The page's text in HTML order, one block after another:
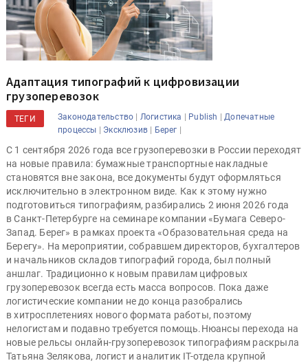
Адаптация типографий к цифровизации
грузоперевозок
ТЕГИ Законодательство | Логистика | Publish | Допечатные
процессы | Эксклюзив | Берег |
С 1 сентября 2026 года все грузоперевозки в России переходят
на новые правила: бумажные транспортные накладные
становятся вне закона, все документы будут оформляться
исключительно в электронном виде. Как к этому нужно
подготовиться типографиям, разбирались 2 июня 2026 года
в Санкт-Петербурге на семинаре компании «Бумага Северо-
Запад. Берег» в рамках проекта «Образовательная среда на
Берегу». На мероприятии, собравшем директоров, бухгалтеров
и начальников складов типографий города, был полный
аншлаг. Традиционно к новым правилам цифровых
грузоперевозок всегда есть масса вопросов. Пока даже
логистические компании не до конца разобрались
в хитросплетениях нового формата работы, поэтому
нелогистам и подавно требуется помощь.Нюансы перехода на
новые рельсы онлайн-грузоперевозок типографиям раскрыла
Татьяна Зелякова, логист и аналитик IT-отдела крупной